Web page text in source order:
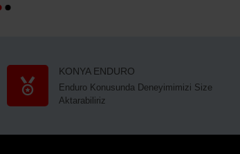
KONYA ENDURO
Enduro Konusunda Deneyimimizi Size
Aktarabiliriz